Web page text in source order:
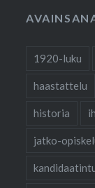
1920-luku
haastattelu
historia
jatko-